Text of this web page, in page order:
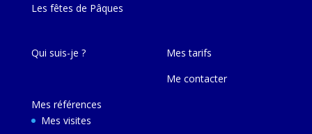
Les fêtes de Pâques
Qui suis-je ?
Mes références
Mes visites
Mes tarifs
Me contacter